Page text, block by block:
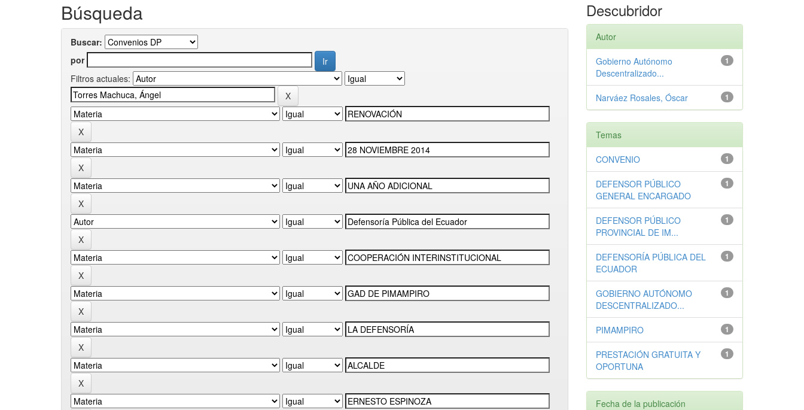
Búsqueda
Buscar:
por
Filtros actuales:
Descubridor
Autor
1
Gobierno Autónomo
Descentralizado...
1
Narváez Rosales, Óscar
Temas
1
CONVENIO
1
DEFENSOR PÚBLICO
GENERAL ENCARGADO
1
DEFENSOR PÚBLICO
PROVINCIAL DE IM...
1
DEFENSORÍA PÚBLICA DEL
ECUADOR
1
GOBIERNO AUTÓNOMO
DESCENTRALIZADO...
1
PIMAMPIRO
1
PRESTACIÓN GRATUITA Y
OPORTUNA
Fecha de la publicación